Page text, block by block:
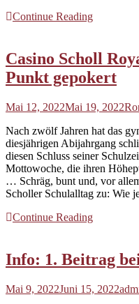
Continue Reading
Casino Scholl
Punkt gepokert
Mai 12, 2022Mai 19, 2022
Nach zwölf Jahren hat das
diesjährigen Abijahrgang
diesen Schluss seiner
Mottowoche, die ihren
… Schräg, bunt und, vor
Scholler Schulalltag zu: Wie
Continue Reading
Info: 1. Beitrag
Mai 9, 2022Juni 15, 2022